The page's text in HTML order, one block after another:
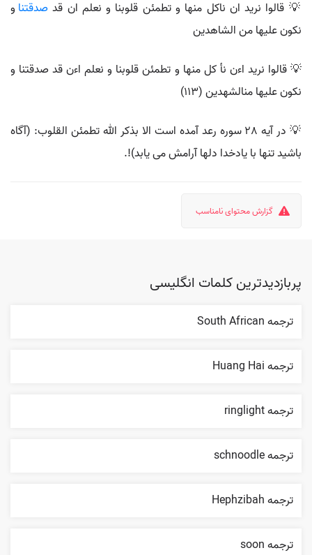
💡 قالوا نريد ان ناكل منها و تطمئن قلوبنا و نعلم ان قد صدقتنا و
نكون عليها من الشاهدين
💡 قالوا نريد اءن نأ كل منها و تطمئن قلوبنا و نعلم اءن قد صدقتنا و
نكون عليها منالشهدين (113)
💡 در آيه 28 سوره رعد آمده است الا بذكر الله تطمئن القلوب: (آگاه
باشيد تنها با يادخدا دلها آرامش مى يابد)!.
گزارش محتوای نامناسب
پربازدیدترین کلمات انگلیسی
ترجمه South African
ترجمه Huang Hai
ترجمه ringlight
ترجمه schnoodle
ترجمه Hephzibah
ترجمه soon